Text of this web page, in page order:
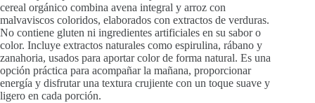
cereal orgánico combina avena integral y arroz con
malvaviscos coloridos, elaborados con extractos de verduras.
No contiene gluten ni ingredientes artificiales en su sabor o
color. Incluye extractos naturales como espirulina, rábano y
zanahoria, usados para aportar color de forma natural. Es una
opción práctica para acompañar la mañana, proporcionar
energía y disfrutar una textura crujiente con un toque suave y
ligero en cada porción.